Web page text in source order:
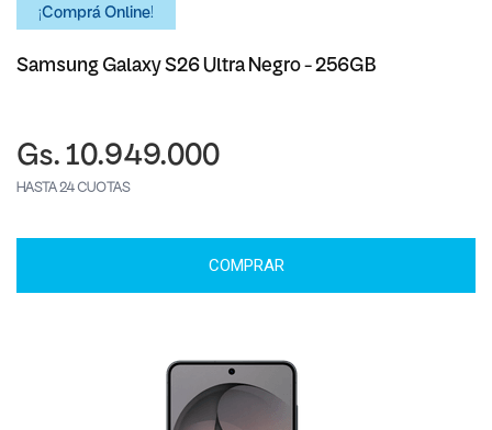
¡Comprá Online!
Samsung Galaxy S26 Ultra Negro - 256GB
Gs. 10.949.000
HASTA 24 CUOTAS
COMPRAR